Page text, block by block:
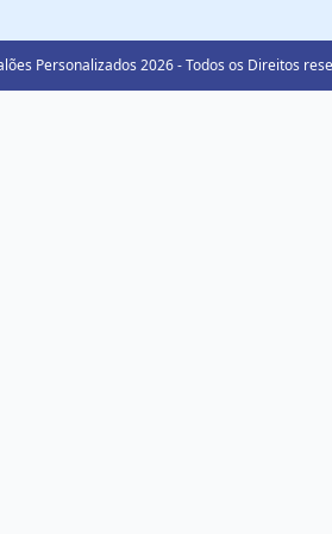
Personalizados 2026 - Todos os Direitos